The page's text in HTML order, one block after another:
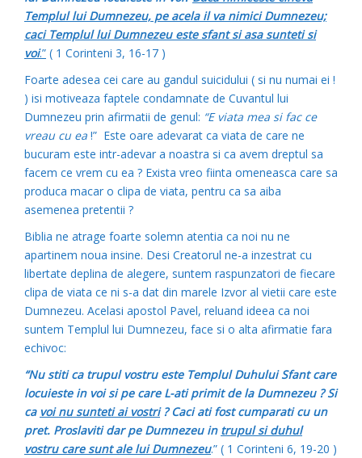
Templul lui Dumnezeu, pe acela il va nimici Dumnezeu;
caci Templul lui Dumnezeu este sfant si asa sunteti si
voi.” ( 1 Corinteni 3, 16-17 )
Foarte adesea cei care au gandul suicidului ( si nu numai ei !
) isi motiveaza faptele condamnate de Cuvantul lui
Dumnezeu prin afirmatii de genul: “E viata mea si fac ce
vreau cu ea !” Este oare adevarat ca viata de care ne
bucuram este intr-adevar a noastra si ca avem dreptul sa
facem ce vrem cu ea ? Exista vreo fiinta omeneasca care sa
produca macar o clipa de viata, pentru ca sa aiba
asemenea pretentii ?
Biblia ne atrage foarte solemn atentia ca noi nu ne
apartinem noua insine. Desi Creatorul ne-a inzestrat cu
libertate deplina de alegere, suntem raspunzatori de fiecare
clipa de viata ce ni s-a dat din marele Izvor al vietii care este
Dumnezeu. Acelasi apostol Pavel, reluand ideea ca noi
suntem Templul lui Dumnezeu, face si o alta afirmatie fara
echivoc:
“Nu stiti ca trupul vostru este Templul Duhului Sfant care
locuieste in voi si pe care L-ati primit de la Dumnezeu ? Si
ca voi nu sunteti ai vostri? Caci ati fost cumparati cu un
pret. Proslaviti dar pe Dumnezeu in trupul si duhul
vostru care sunt ale lui Dumnezeu.” ( 1 Corinteni 6, 19-20 )